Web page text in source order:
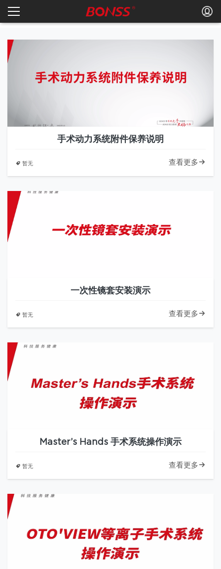
手术动力系统附件保养说明
暂无 查看更多
一次性镜套安装演示
暂无 查看更多
Master’s Hands 手术系统操作演示
暂无 查看更多